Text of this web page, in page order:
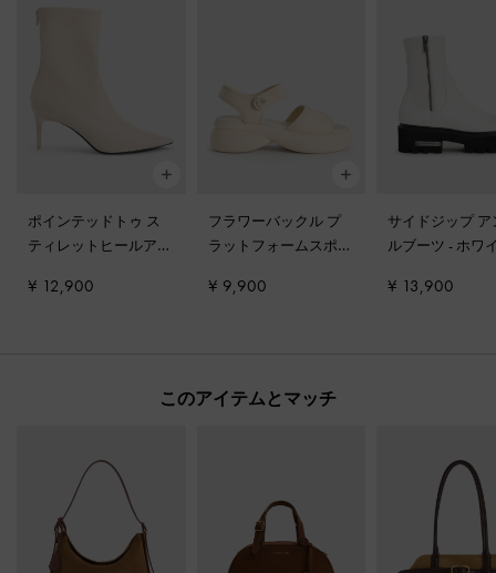
ポインテッドトゥ ス
ティレットヒールアン
¥ 12,900
フラワーバックル プ
ラットフォームスポー
¥ 9,900
サイドジップ ア
ルブーツ- ホワ
¥ 13,900
このアイテムとマッチ